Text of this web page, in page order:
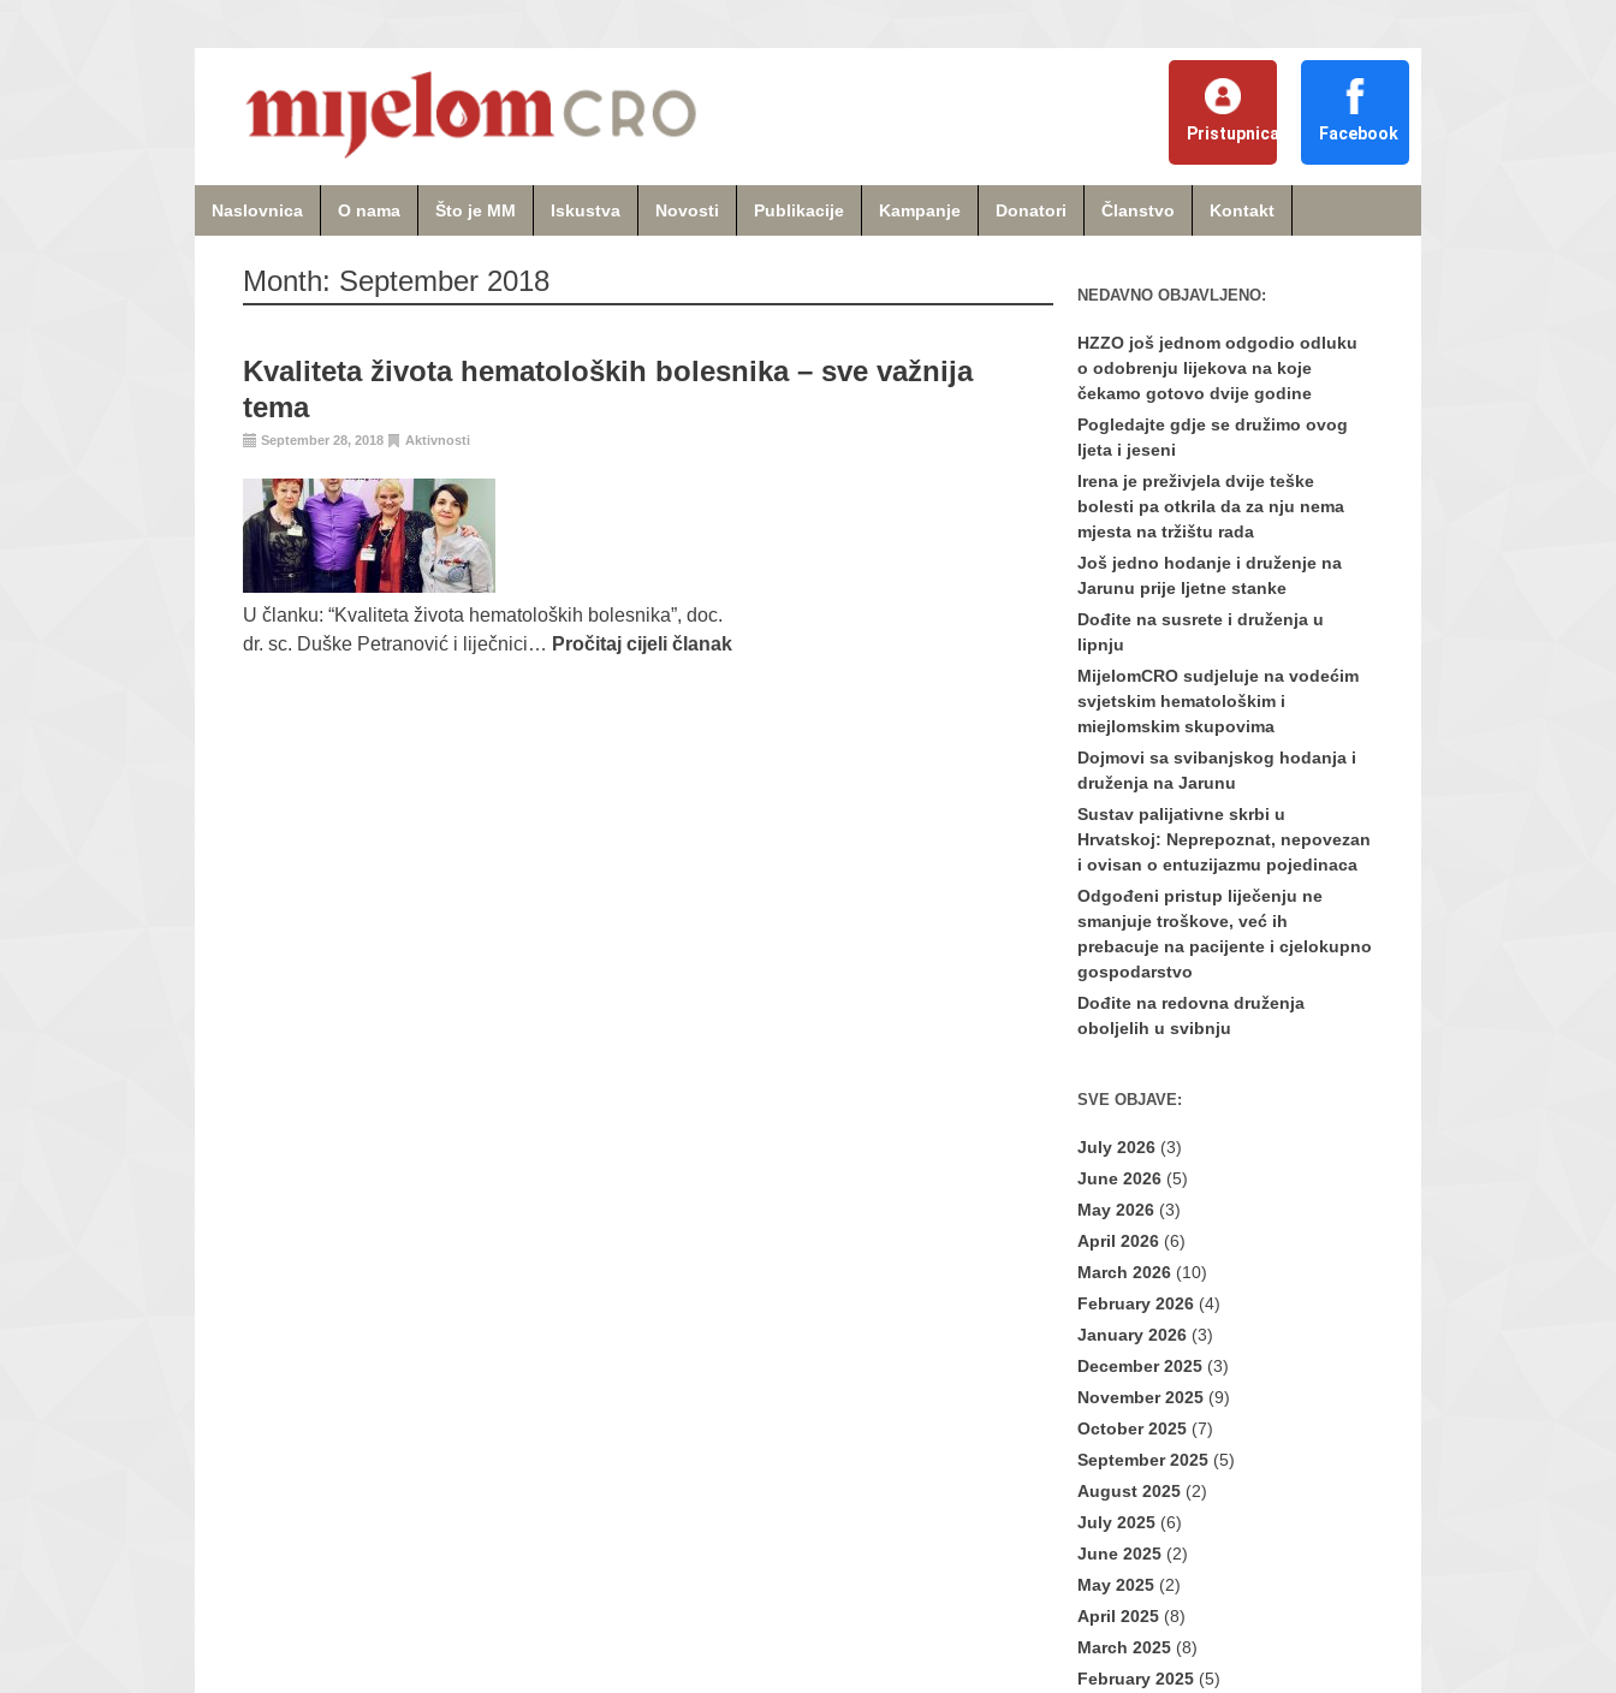
Pristupnica Facebook
Naslovnica O nama Što je MM Iskustva Novosti Publikacije Kampanje Donatori Članstvo Kontakt
Month: September 2018
Kvaliteta života hematoloških bolesnika – sve važnija
tema
September 28, 2018 Aktivnosti
U članku: “Kvaliteta života hematoloških bolesnika”, doc.
dr. sc. Duške Petranović i liječnici… Pročitaj cijeli članak
NEDAVNO OBJAVLJENO:
HZZO još jednom odgodio odluku
o odobrenju lijekova na koje
čekamo gotovo dvije godine
Pogledajte gdje se družimo ovog
ljeta i jeseni
Irena je preživjela dvije teške
bolesti pa otkrila da za nju nema
mjesta na tržištu rada
Još jedno hodanje i druženje na
Jarunu prije ljetne stanke
Dođite na susrete i druženja u
lipnju
MijelomCRO sudjeluje na vodećim
svjetskim hematološkim i
miejlomskim skupovima
Dojmovi sa svibanjskog hodanja i
druženja na Jarunu
Sustav palijativne skrbi u
Hrvatskoj: Neprepoznat, nepovezan
i ovisan o entuzijazmu pojedinaca
Odgođeni pristup liječenju ne
smanjuje troškove, već ih
prebacuje na pacijente i cjelokupno
gospodarstvo
Dođite na redovna druženja
oboljelih u svibnju
SVE OBJAVE:
July 2026 (3)
June 2026 (5)
May 2026 (3)
April 2026 (6)
March 2026 (10)
February 2026 (4)
January 2026 (3)
December 2025 (3)
November 2025 (9)
October 2025 (7)
September 2025 (5)
August 2025 (2)
July 2025 (6)
June 2025 (2)
May 2025 (2)
April 2025 (8)
March 2025 (8)
February 2025 (5)